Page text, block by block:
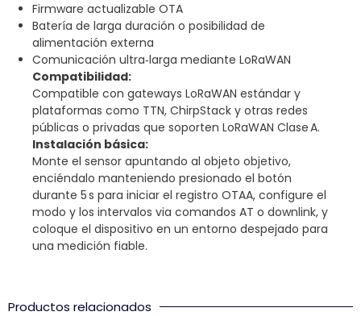
Firmware actualizable OTA
Batería de larga duración o posibilidad de
alimentación externa
Comunicación ultra‑larga mediante LoRaWAN
Compatibilidad:
Compatible con gateways LoRaWAN estándar y
plataformas como TTN, ChirpStack y otras redes
públicas o privadas que soporten LoRaWAN Clase A.
Instalación básica:
Monte el sensor apuntando al objeto objetivo,
enciéndalo manteniendo presionado el botón
durante 5 s para iniciar el registro OTAA, configure el
modo y los intervalos via comandos AT o downlink, y
coloque el dispositivo en un entorno despejado para
una medición fiable.
Productos relacionados